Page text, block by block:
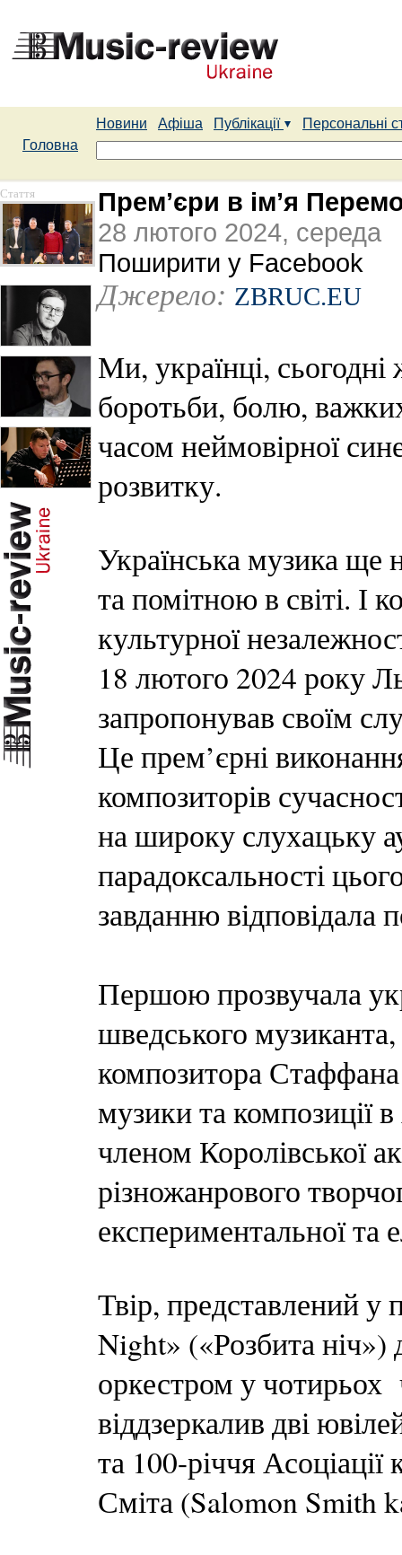
Новини Афіша Публікації
Персональні
Головна
Стаття
Премʼєри в імʼя
28 лютого 2024, середа
Поширити у Facebook
Джерело: ZBRUC.EU
Ми, українці,
боротьби, болю,
часом неймовірної
розвитку.
Українська музика ще
та помітною в світі. І
культурної
18 лютого 2024 року
запропонував своїм
Це прем’єрні
композиторів
на широку слухацьку
парадоксальності
завданню відповідала
Першою прозвучала
шведського
композитора
музики та композиції
членом Королівської
різножанрового
експериментальної та
Твір, представлений у
Night» («Розбита
оркестром у чотирьох
віддзеркалив дві
та 100-річчя
Сміта (Salomon Smith